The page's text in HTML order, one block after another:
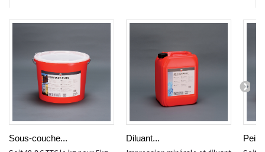
Sous-couche... Diluant...